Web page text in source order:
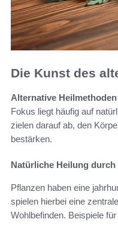
Die Kunst des
Alternative Heilmethoden
Fokus liegt häufig auf
zielen darauf ab, den
bestärken.
Natürliche Heilung durch
Pflanzen haben eine
spielen hierbei eine
Wohlbefinden. Beispiele